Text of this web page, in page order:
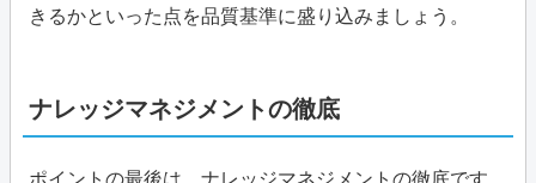
きるかといった点を品質基準に盛り込みましょう。
ナレッジマネジメントの徹底